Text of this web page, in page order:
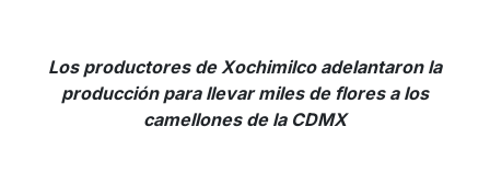
Los productores de Xochimilco adelantaron la
producción para llevar miles de flores a los
camellones de la CDMX